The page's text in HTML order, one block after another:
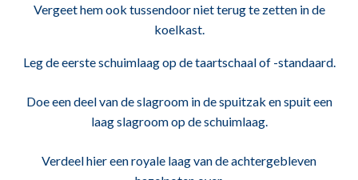
Vergeet hem ook tussendoor niet terug te zetten in de
koelkast.
Leg de eerste schuimlaag op de taartschaal of -standaard.
Doe een deel van de slagroom in de spuitzak en spuit een
laag slagroom op de schuimlaag.
Verdeel hier een royale laag van de achtergebleven